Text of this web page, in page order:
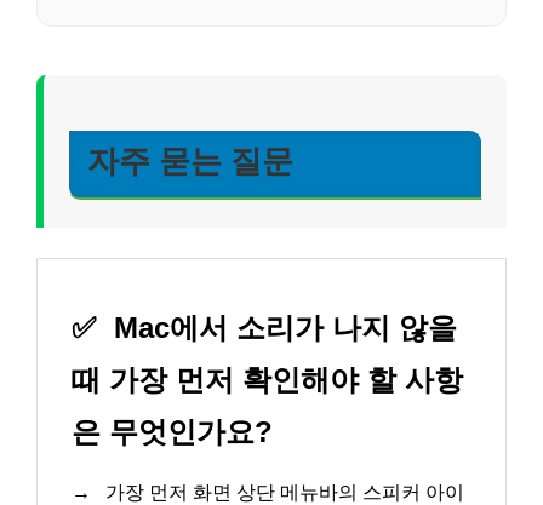
자주 묻는 질문
✅ Mac에서 소리가 나지 않을
때 가장 먼저 확인해야 할 사항
은 무엇인가요?
→
가장 먼저 화면 상단 메뉴바의 스피커 아이